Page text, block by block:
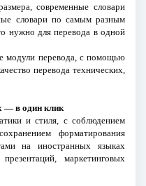
современные словари
словари по самым разным
нужно для перевода в одной
модули перевода, с помощью
перевода технических,
— в один клик
и стиля, с соблюдением
форматирования
на иностранных языках
маркетинговых